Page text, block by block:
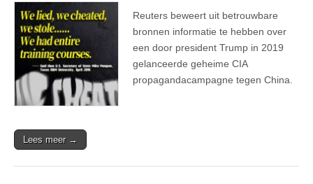
Reuters beweert uit betrouwbare
bronnen informatie te hebben over
een door president Trump in 2019
gelanceerde geheime CIA
propagandacampagne tegen China.
Lees meer →